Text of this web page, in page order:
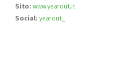
Sito: www.yearout.it
Social: yearout_